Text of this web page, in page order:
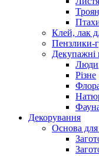
Клей, лак
Пензлики-
Декупажні
Люди
Різне
Декорування
Основа для